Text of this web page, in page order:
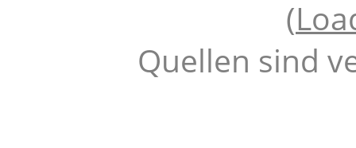
(
Quellen sind